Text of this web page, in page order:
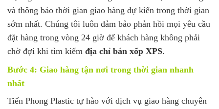
và thông báo thời gian giao hàng dự kiến trong thời gian
sớm nhất. Chúng tôi luôn đảm bảo phản hồi mọi yêu cầu
đặt hàng trong vòng 24 giờ để khách hàng không phải
chờ đợi khi tìm kiếm địa chỉ bán xốp XPS.
Bước 4: Giao hàng tận nơi trong thời gian nhanh
nhất
Tiến Phong Plastic tự hào với dịch vụ giao hàng chuyên